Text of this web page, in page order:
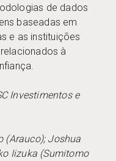
de dados
baseadas em
e as instituições
à
Investimentos e
(Arauco); Joshua
Iizuka (Sumitomo